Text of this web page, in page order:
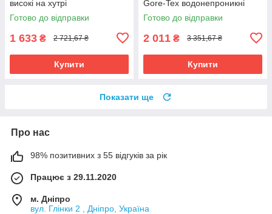
високі на хутрі
Готово до відправки
1 633 ₴ 2 721,67 ₴
Купити
Gore-Tex водонепроникні
Готово до відправки
2 011 ₴ 3 351,67 ₴
Купити
Показати ще
Про нас
98% позитивних з 55 відгуків за рік
Працює з 29.11.2020
м. Дніпро
вул. Глінки 2 , Дніпро, Україна